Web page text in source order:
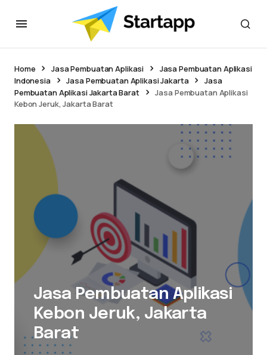
Home Jasa Pembuatan Aplikasi
Jasa Pembuatan Aplikasi
Indonesia
Jasa Pembuatan Aplikasi Jakarta
Jasa
Pembuatan Aplikasi Jakarta Barat
Jasa Pembuatan Aplikasi
Kebon Jeruk, Jakarta Barat
Jasa Pembuatan Aplikasi
Kebon Jeruk, Jakarta
Barat